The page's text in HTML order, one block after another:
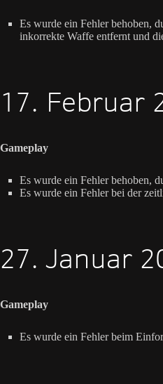
Es wurde ein Fehler behoben,
inkorrekte Waffe entfernt und
17. Februar
Gameplay
Es wurde ein Fehler behoben,
Es wurde ein Fehler bei der
27. Januar
Gameplay
Es wurde ein Fehler beim